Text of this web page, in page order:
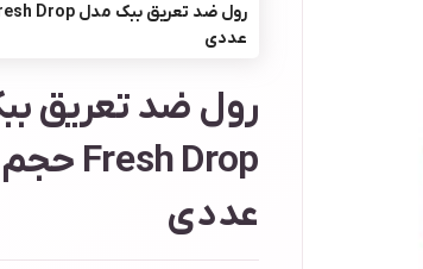
عددی
عددی